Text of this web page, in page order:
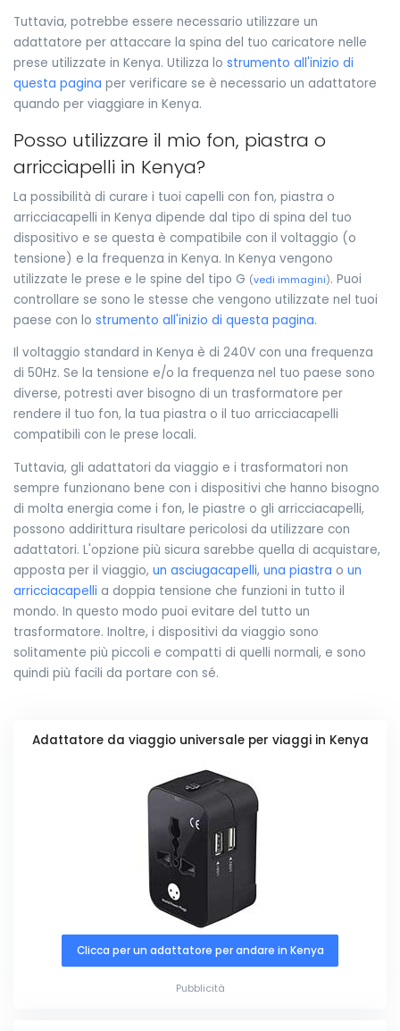
Tuttavia, potrebbe essere necessario utilizzare un
adattatore per attaccare la spina del tuo caricatore nelle
prese utilizzate in Kenya. Utilizza lo strumento all'inizio di
questa pagina per verificare se è necessario un adattatore
quando per viaggiare in Kenya.
Posso utilizzare il mio fon, piastra o
arricciapelli in Kenya?
La possibilità di curare i tuoi capelli con fon, piastra o
arricciacapelli in Kenya dipende dal tipo di spina del tuo
dispositivo e se questa è compatibile con il voltaggio (o
tensione) e la frequenza in Kenya. In Kenya vengono
utilizzate le prese e le spine del tipo G (vedi immagini). Puoi
controllare se sono le stesse che vengono utilizzate nel tuoi
paese con lo strumento all'inizio di questa pagina.
Il voltaggio standard in Kenya è di 240V con una frequenza
di 50Hz. Se la tensione e/o la frequenza nel tuo paese sono
diverse, potresti aver bisogno di un trasformatore per
rendere il tuo fon, la tua piastra o il tuo arricciacapelli
compatibili con le prese locali.
Tuttavia, gli adattatori da viaggio e i trasformatori non
sempre funzionano bene con i dispositivi che hanno bisogno
di molta energia come i fon, le piastre o gli arricciacapelli,
possono addirittura risultare pericolosi da utilizzare con
adattatori. L'opzione più sicura sarebbe quella di acquistare,
apposta per il viaggio, un asciugacapelli, una piastra o un
arricciacapelli a doppia tensione che funzioni in tutto il
mondo. In questo modo puoi evitare del tutto un
trasformatore. Inoltre, i dispositivi da viaggio sono
solitamente più piccoli e compatti di quelli normali, e sono
quindi più facili da portare con sé.
Adattatore da viaggio universale per viaggi in Kenya
Clicca per un adattatore per andare in Kenya
Pubblicità